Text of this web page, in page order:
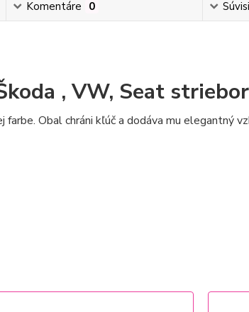
Komentáre 0
, VW, Seat
Obal chráni kľúč a dodáva mu elegantný